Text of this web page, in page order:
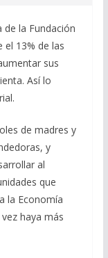
de la Fundación
el 13% de las
sus
Así lo
de madres y
y
al
que
la Economía
haya más